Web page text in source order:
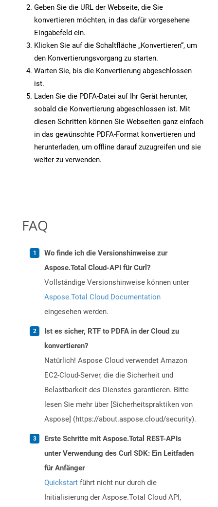
Geben Sie die URL der Webseite, die Sie
konvertieren möchten, in das dafür vorgesehene
Eingabefeld ein.
Klicken Sie auf die Schaltfläche „Konvertieren“, um
den Konvertierungsvorgang zu starten.
Warten Sie, bis die Konvertierung abgeschlossen
ist.
Laden Sie die PDFA-Datei auf Ihr Gerät herunter,
sobald die Konvertierung abgeschlossen ist. Mit
diesen Schritten können Sie Webseiten ganz einfach
in das gewünschte PDFA-Format konvertieren und
herunterladen, um offline darauf zuzugreifen und sie
weiter zu verwenden.
FAQ
Wo finde ich die Versionshinweise zur
Aspose.Total Cloud-API für Curl?
Vollständige Versionshinweise können unter
Aspose.Total Cloud Documentation
eingesehen werden.
Ist es sicher, RTF to PDFA in der Cloud zu
konvertieren?
Natürlich! Aspose Cloud verwendet Amazon
EC2-Cloud-Server, die die Sicherheit und
Belastbarkeit des Dienstes garantieren. Bitte
lesen Sie mehr über [Sicherheitspraktiken von
Aspose] (https://about.aspose.cloud/security).
Erste Schritte mit Aspose.Total REST-APIs
unter Verwendung des Curl SDK: Ein Leitfaden
für Anfänger
Quickstart führt nicht nur durch die
Initialisierung der Aspose.Total Cloud API,